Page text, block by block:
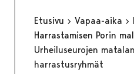
Etusivu Vapaa-aika
Harrastamisen Porin
Urheiluseurojen
harrastusryhmät